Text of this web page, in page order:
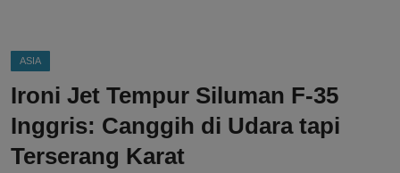
ASIA
Ironi Jet Tempur Siluman F-35
Inggris: Canggih di Udara tapi
Terserang Karat